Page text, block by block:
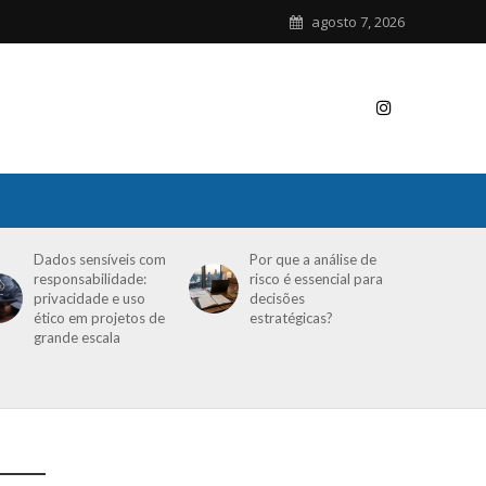
agosto 7, 2026
Dados sensíveis com
responsabilidade:
privacidade e uso
ético em projetos de
grande escala
Por que a análise de
risco é essencial para
decisões
estratégicas?